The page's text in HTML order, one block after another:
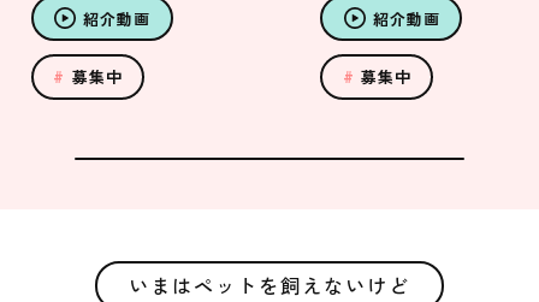
紹介動画
募集中
紹介動画
募集中
いまはペットを飼えないけど